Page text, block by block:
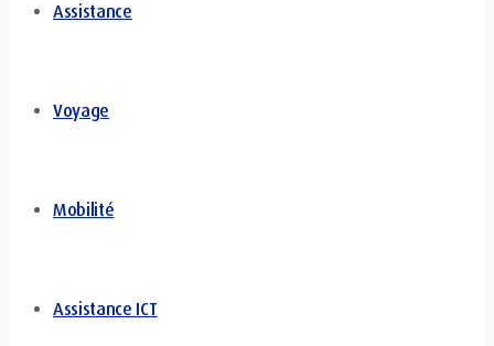
Assistance
Voyage
Mobilité
Assistance ICT